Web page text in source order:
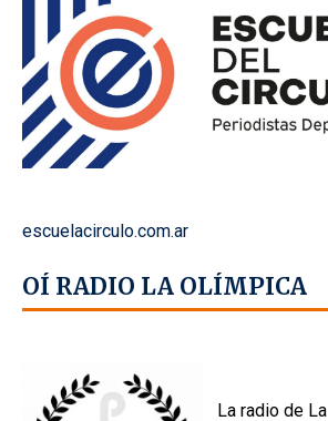
escuelacirculo.com.ar
OÍ RADIO LA OLÍMPICA
La radio de La